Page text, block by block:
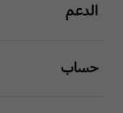
الدعم
حساب